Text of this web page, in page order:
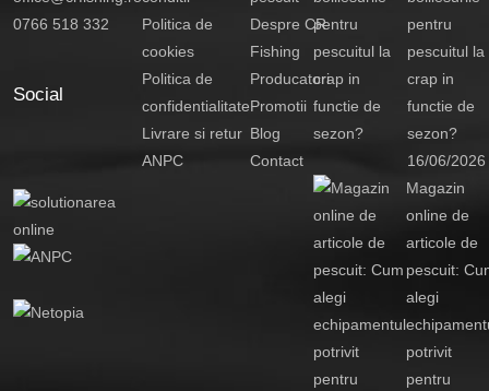
0766 518 332
Social
Politica de
cookies
Politica de
confidentialitate
Livrare si retur
ANPC
Despre CR
Fishing
Producatori
Promotii
Blog
Contact
pentru
pescuitul la
crap in
functie de
sezon?
16/06/2026
Magazin
online de
articole de
pescuit:
alegi
potrivit
pentru